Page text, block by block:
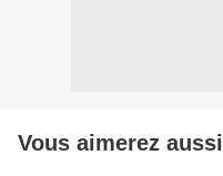
Vous aimerez aussi